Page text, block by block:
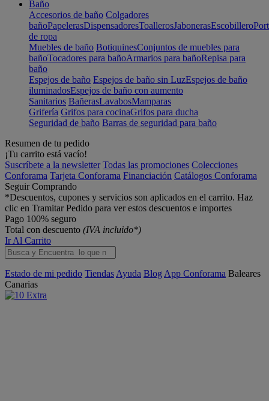
Baño
Accesorios de baño Colgadores
bañoPapelerasDispensadoresToallerosJabonerasEscobillero
de ropa
Muebles de baño BotiquinesConjuntos de muebles para
bañoTocadores para bañoArmarios para bañoRepisa para
baño
Espejos de baño Espejos de baño sin LuzEspejos de baño
iluminadosEspejos de baño con aumento
Sanitarios BañerasLavabosMamparas
Grifería Grifos para cocinaGrifos para ducha
Seguridad de baño Barras de seguridad para baño
Resumen de tu pedido
¡Tu carrito está vacío!
Suscríbete a la newsletter Todas las promociones Colecciones
Conforama Tarjeta Conforama Financiación Catálogos Conforama
Seguir Comprando
*Descuentos, cupones y servicios son aplicados en el carrito. Haz
clic en Tramitar Pedido para ver estos descuentos e importes
Pago 100% seguro
Total con descuento (IVA incluido*)
Ir Al Carrito
Estado de mi pedido Tiendas Ayuda Blog App Conforama Baleares
Canarias